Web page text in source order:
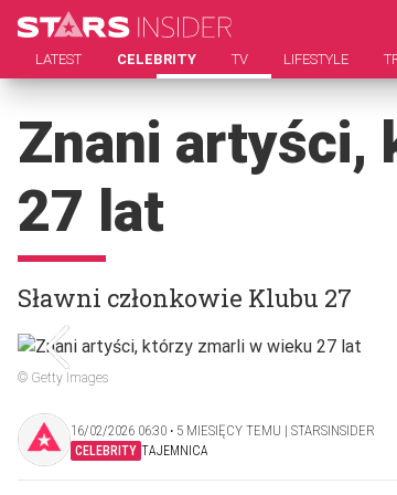
LATEST CELEBRITY TV LIFESTYLE
Znani artyści,
27 lat
Sławni członkowie Klubu 27
© Getty Images
16/02/2026 06:30 ‧ 5 MIESIĘCY TEMU | STARSINSIDER
CELEBRITY TAJEMNICA